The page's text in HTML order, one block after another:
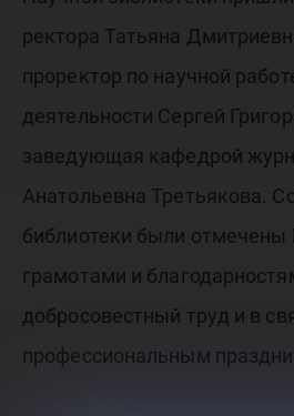
ректора Татьяна
проректор по научной
деятельности Сергей
заведующая кафедрой
Анатольевна Третьякова.
библиотеки были
грамотами и
добросовестный труд и в
профессиональным